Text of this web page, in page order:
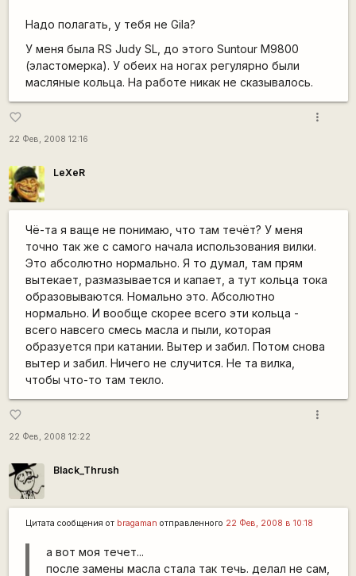
Надо полагать, у тебя не Gila?
У меня была RS Judy SL, до этого Suntour M9800
(эластомерка). У обеих на ногах регулярно были
масляные кольца. На работе никак не сказывалось.
favorite_border
22 Фев, 2008 12:16
more_vert
LeXeR
Чё-та я ваще не понимаю, что там течёт? У меня
точно так же с самого начала использования вилки.
Это абсолютно нормально. Я то думал, там прям
вытекает, размазывается и капает, а тут кольца тока
образовываются. Номально это. Абсолютно
нормально. И вообще скорее всего эти кольца -
всего навсего смесь масла и пыли, которая
образуется при катании. Вытер и забил. Потом снова
вытер и забил. Ничего не случится. Не та вилка,
чтобы что-то там текло.
favorite_border
22 Фев, 2008 12:22
more_vert
Black_Thrush
Цитата сообщения от bragaman отправленного 22 Фев, 2008 в 10:18
а вот моя течет...
после замены масла стала так течь. делал не сам,